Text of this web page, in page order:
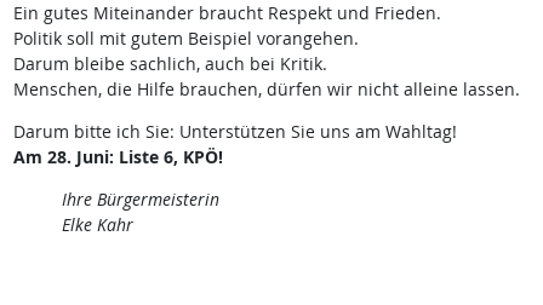
Ein gutes Miteinander braucht Respekt und Frieden.
Politik soll mit gutem Beispiel vorangehen.
Darum bleibe sachlich, auch bei Kritik.
Menschen, die Hilfe brauchen, dürfen wir nicht alleine lassen.
Darum bitte ich Sie: Unterstützen Sie uns am Wahltag!
Am 28. Juni: Liste 6, KPÖ!
Ihre Bürgermeisterin
Elke Kahr